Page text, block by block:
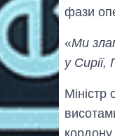
фази
«Ми
у Сирії,
кордону.